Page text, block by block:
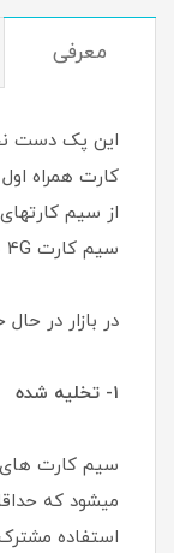
معرفی
از سیم
سیم کارت 4G میباشد.
در بازار در
1- تخلیه شده
سیم کارت
میشود که
استفاده